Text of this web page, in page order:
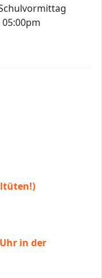
05:00pm
in der